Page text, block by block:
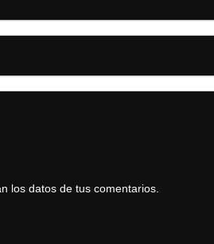
los datos de tus comentarios.